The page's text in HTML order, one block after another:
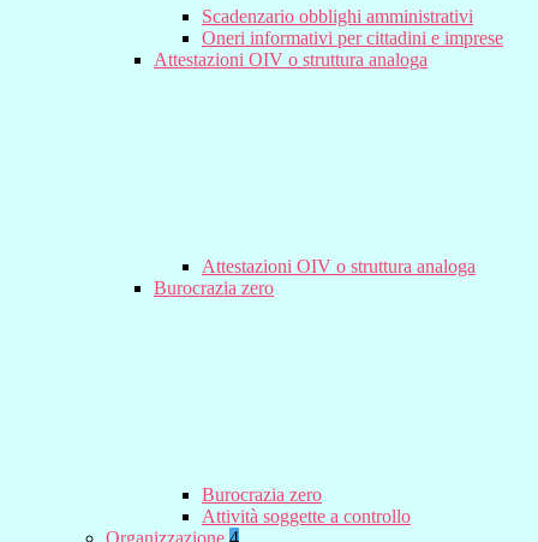
Scadenzario obblighi amministrativi
Oneri informativi per cittadini e imprese
Attestazioni OIV o struttura analoga
Attestazioni OIV o struttura analoga
Burocrazia zero
Burocrazia zero
Attività soggette a controllo